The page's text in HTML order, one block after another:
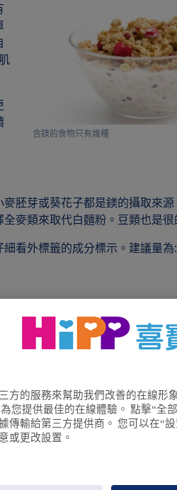
含鎂的食物只有幾種
胚芽或葵花子都是鎂的攝取來
麥類來取代白麵粉。豆類也是很
看外標籤的成分標示。建議量
生小腿抽筋。這時可攝取足夠的
感。
暈的情況。在極度缺乏下，子宮
中攝取足夠的鎂。如有任何問